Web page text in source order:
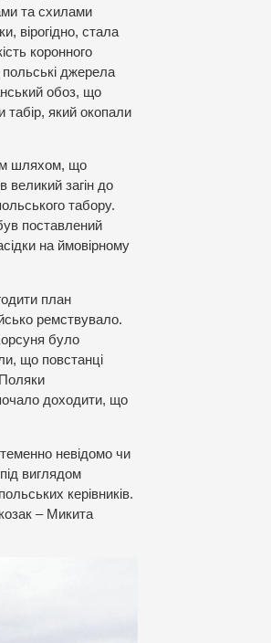
та схилами
вірогідно, стала
коронного
польські джерела
обоз, що
табір, який окопали
шляхом, що
великий загін до
табору.
поставлений
на ймовірному
план
ремствувало.
було
що повстанці
доходити, що
невідомо чи
виглядом
керівників.
– Микита